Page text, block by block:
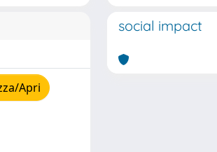
Apri
social impact